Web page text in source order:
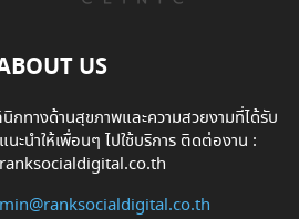
US
กทางด้านสุขภาพและความสวยงามที่ได้รับ
ะนำให้เพื่อนๆ ไปใช้บริการ ติดต่องาน :